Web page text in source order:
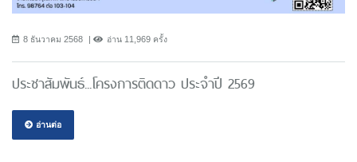
8 ธันวาคม 2568 อ่าน 11,969 ครั้ง
ประชาสัมพันธ์...โครงการติดดาว ประจำปี 2569
อ่านต่อ